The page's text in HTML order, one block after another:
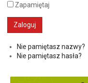
Zapamiętaj
Nie pamiętasz nazwy?
Nie pamiętasz hasła?